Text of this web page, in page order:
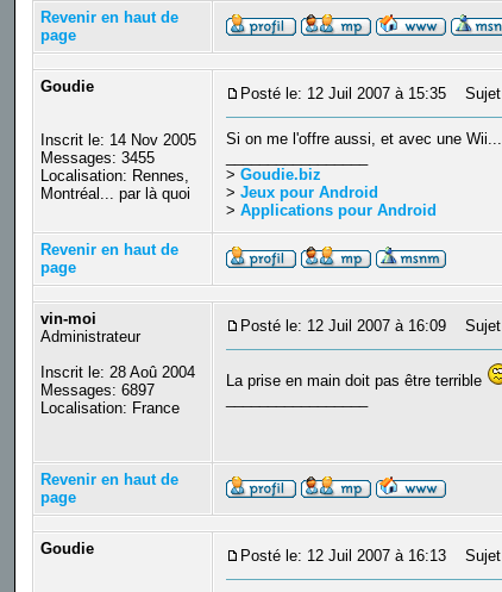
Revenir en haut de
page
Goudie
Inscrit le: 14 Nov 2005
Messages: 3455
Localisation: Rennes,
Montréal... par là quoi
Posté le: 12 Juil 2007 à 15:35 Sujet
Si on me l'offre aussi, et avec une Wii...
> Goudie.biz
> Jeux pour Android
> Applications pour Android
Revenir en haut de
page
vin-moi
Administrateur
Inscrit le: 28 Aoû 2004
Messages: 6897
Localisation: France
Posté le: 12 Juil 2007 à 16:09 Sujet
La prise en main doit pas être terrible
Revenir en haut de
page
Goudie Posté le: 12 Juil 2007 à 16:13 Sujet